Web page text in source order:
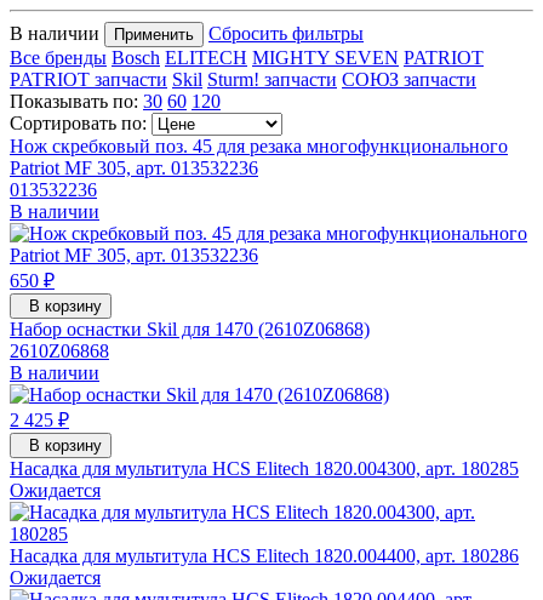
В наличии Применить
Сбросить фильтры
Все бренды Bosch ELITECH MIGHTY SEVEN PATRIOT
PATRIOT запчасти Skil Sturm! запчасти СОЮЗ запчасти
Показывать по: 30 60 120
Сортировать по:
Нож скребковый поз. 45 для резака многофункционального
Patriot MF 305, арт. 013532236
013532236
В наличии
650 ₽
В корзину
Набор оснастки Skil для 1470 (2610Z06868)
2610Z06868
В наличии
2 425 ₽
В корзину
Насадка для мультитула HCS Elitech 1820.004300, арт. 180285
Ожидается
Насадка для мультитула HCS Elitech 1820.004400, арт. 180286
Ожидается